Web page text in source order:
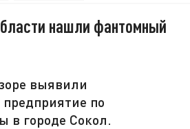
нашли фантомный
выявили
по
в городе Сокол.